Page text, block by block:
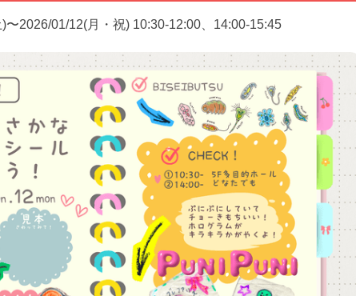
〜2026/01/12(月・祝) 10:30-12:00、14:00-15:45